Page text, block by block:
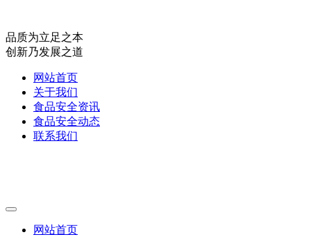
品质为立足之本
创新乃发展之道
网站首页
关于我们
食品安全资讯
食品安全动态
联系我们
网站首页